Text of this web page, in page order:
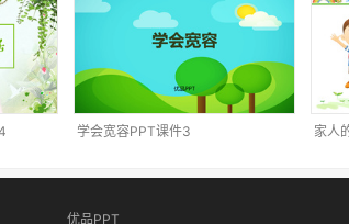
学会宽容PPT课件3 家人
优品PPT